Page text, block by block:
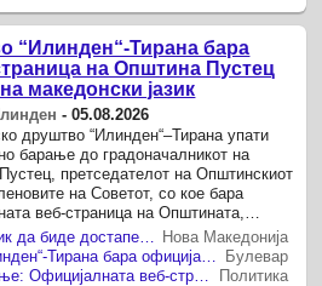
“Илинден“-Тирана бара
на Општина Пустец
македонски јазик
-05.08.2026
друштво “Илинден“–Тирана упати
барање до градоначалникот на
претседателот на Општинскиот
на Советот, со кое бара
веб-страница на Општината,
албански, да биде достапна и на
јазик.
Нова Македонија
Булевар
Политика